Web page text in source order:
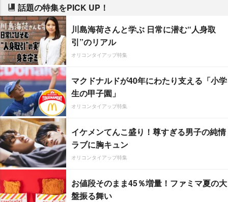
話題の特集をPICK UP！
川島海荷さんと学ぶ 日常に潜む“人身取
引”のリアル
オリコンタイアップ特集
マクドナルドが40年にわたり支える「小学
生の甲子園」
オリコンタイアップ特集
イケメンてんこ盛り！尊すぎる男子の純情
ラブに胸キュン
オリコンタイアップ特集
お値段そのまま45％増量！ファミマ夏の大
盤振る舞い